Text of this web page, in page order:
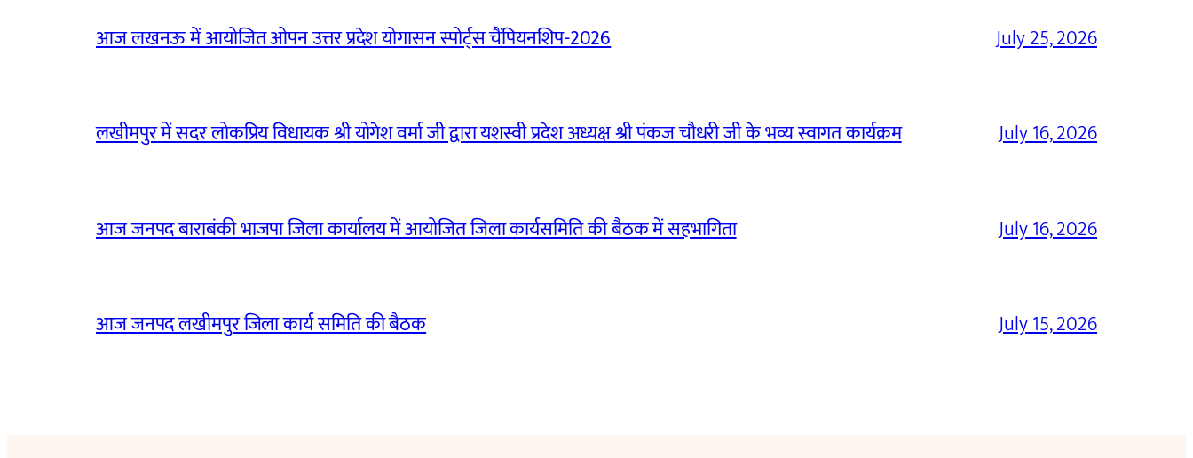
आज लखनऊ में आयोजित ओपन उत्तर प्रदेश योगासन स्पोर्ट्स चैंपियनशिप-2026 July 25, 2026
लखीमपुर में सदर लोकप्रिय विधायक श्री योगेश वर्मा जी द्वारा यशस्वी प्रदेश अध्यक्ष श्री पंकज चौधरी जी के भव्य स्वागत कार्यक्रम July 16, 2026
आज जनपद बाराबंकी भाजपा जिला कार्यालय में आयोजित जिला कार्यसमिति की बैठक में सहभागिता July 16, 2026
आज जनपद लखीमपुर जिला कार्य समिति की बैठक July 15, 2026